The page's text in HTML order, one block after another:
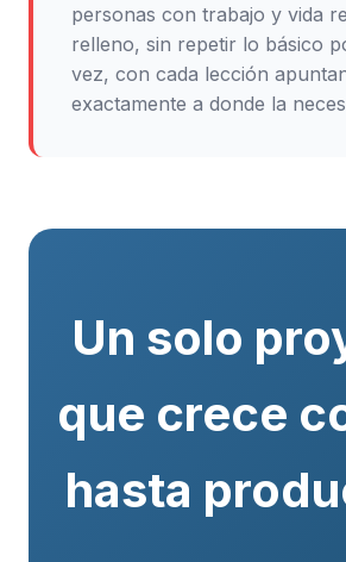
personas con trabajo y vida
relleno, sin repetir lo básico
vez, con cada lección
exactamente a donde la
Un solo
que crece
hasta